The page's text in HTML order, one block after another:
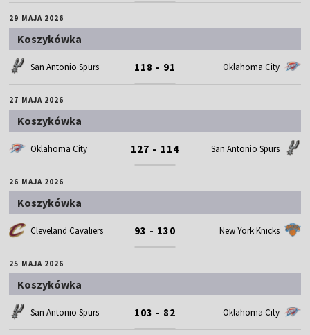
29 MAJA 2026
Koszykówka
San Antonio Spurs 118 - 91 Oklahoma City
27 MAJA 2026
Koszykówka
Oklahoma City 127 - 114 San Antonio Spurs
26 MAJA 2026
Koszykówka
Cleveland Cavaliers 93 - 130 New York Knicks
25 MAJA 2026
Koszykówka
San Antonio Spurs 103 - 82 Oklahoma City